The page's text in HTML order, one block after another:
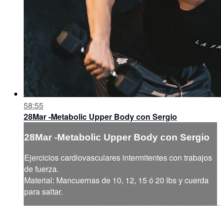
58:55
28Mar -Metabolic Upper Body con Sergio
28Mar -Metabolic Upper Body con Sergio
Ejercicios cardiovasculares intermitentes con trabajos
de fuerza.
Material: Mancuernas de 10, 12, 15 ó 20 lbs y cuerda
para saltar.